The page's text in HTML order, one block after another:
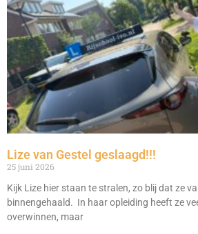
Lize van Gestel geslaagd!!!
25 juni 2026
Kijk Lize hier staan te stralen, zo blij dat ze
binnengehaald. In haar opleiding heeft ze
overwinnen, maar